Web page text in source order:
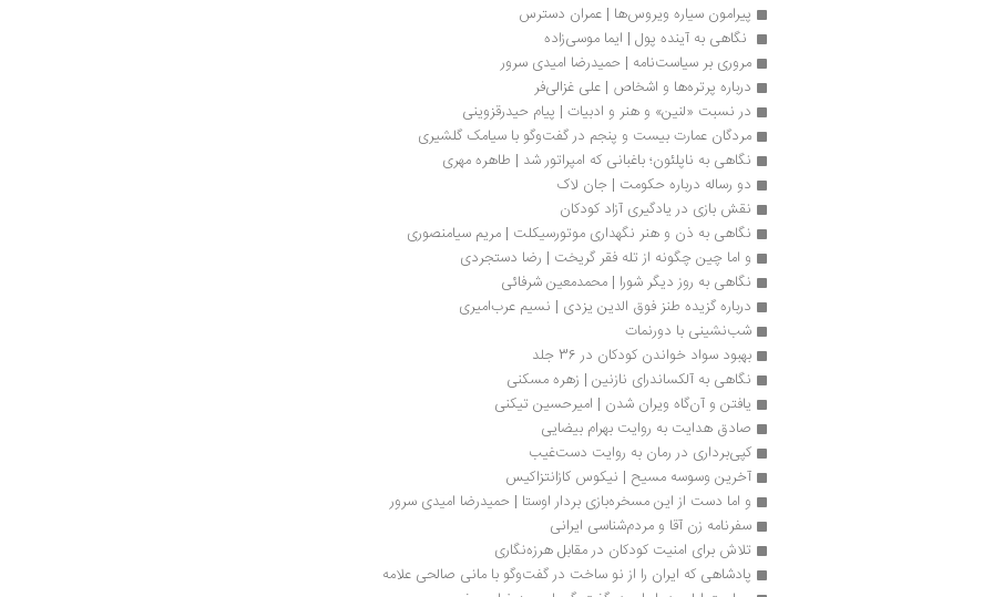
پیرامون سیاره ویروس‌ها | عمران دسترس
نگاهی به آینده پول | ایما موسی‌زاده
مروری بر سیاست‌نامه | حمیدرضا امیدی سرور
درباره پرتره‌ها و اشخاص | علی غزالی‌فر
در نسبت «لنین» و هنر و ادبیات | پیام حیدرقزوینی
مردگان عمارت بیست و پنجم در گفت‌وگو با سیامک گلشیری
نگاهی به ناپلئون؛ باغبانی که امپراتور شد | طاهره مهری
دو رساله درباره حکومت | جان لاک
نقش بازی در یادگیری آزاد کودکان
نگاهی به ذن و هنر نگهداری موتورسیکلت | مریم سیامنصوری
و اما چین چگونه از تله فقر گریخت | رضا دستجردی
نگاهی به روز دیگر شورا | محمدمعین شرفائی
درباره گزیده طنز فوق الدین یزدی | نسیم عرب‌امیری
شب‌نشینی با دورنمات
بهبود سواد خواندن کودکان در 36 جلد
نگاهی به آلکساندرای نازنین | زهره مسکنی
یافتن و آن‌گاه ویران شدن | امیرحسین تیكنی
صادق هدایت به روایت بهرام بیضایی
کپی‌برداری در رمان به روایت دست‌غیب
آخرین وسوسه مسیح | نیکوس کازانتزاکیس
و اما دست از این مسخره‌بازی بردار اوستا | حمیدرضا امیدی سرور
سفرنامه زن آقا و مردم‌شناسی ایرانی
تلاش برای امنیت کودکان در مقابل هرزه‌نگاری
پادشاهی که ایران را از نو ساخت در گفت‌و‌گو با مانی صالحی علامه